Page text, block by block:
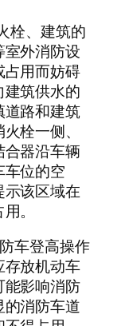
栓、建筑的
外消防设
用而妨碍
筑供水的
道路和建筑
栓一侧、
器沿车辆
位的空
示该区域在
。
车登高操作
放机动车
影响消防
消防车道